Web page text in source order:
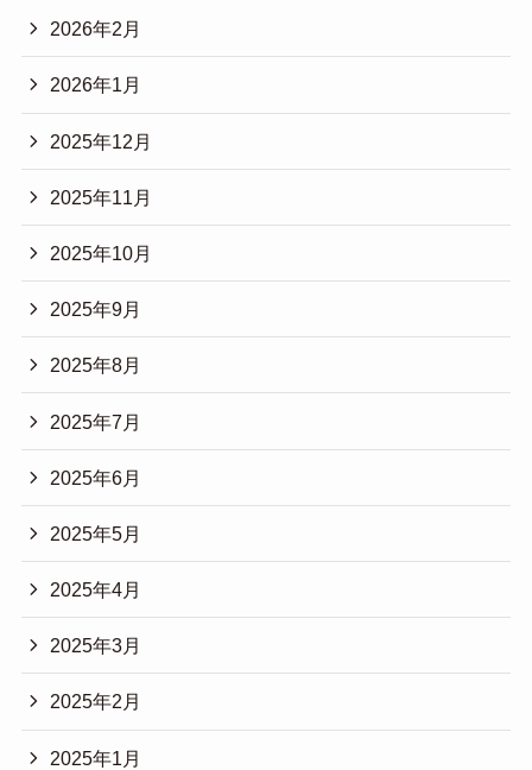
2026年2月
2026年1月
2025年12月
2025年11月
2025年10月
2025年9月
2025年8月
2025年7月
2025年6月
2025年5月
2025年4月
2025年3月
2025年2月
2025年1月